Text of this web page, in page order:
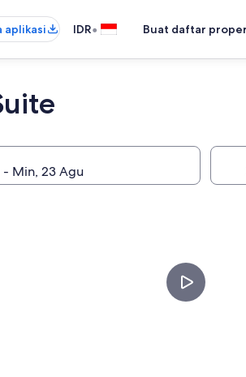
aplikasi IDR• Buat daftar